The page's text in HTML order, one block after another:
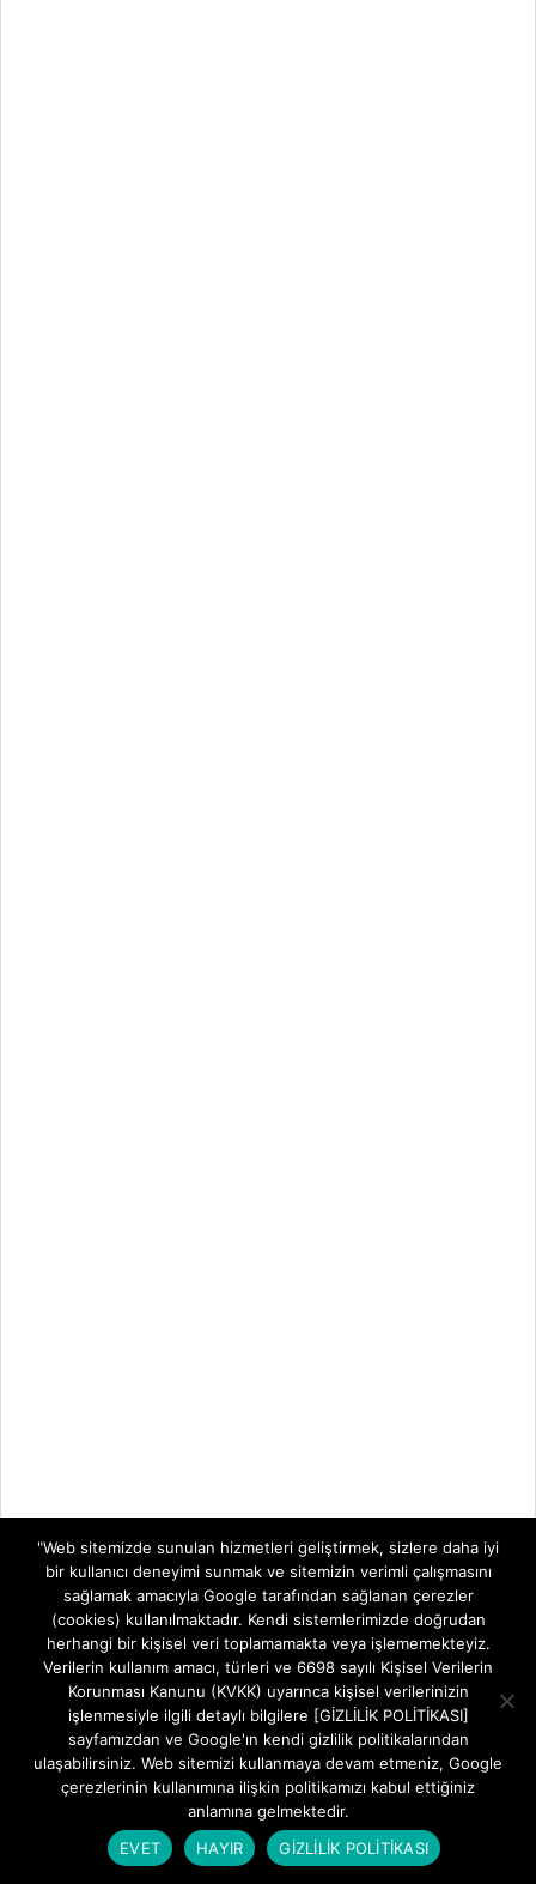
"Web sitemizde sunulan hizmetleri geliştirmek, sizlere daha iyi
bir kullanıcı deneyimi sunmak ve sitemizin verimli çalışmasını
sağlamak amacıyla Google tarafından sağlanan çerezler
(cookies) kullanılmaktadır. Kendi sistemlerimizde doğrudan
herhangi bir kişisel veri toplamamakta veya işlememekteyiz.
Verilerin kullanım amacı, türleri ve 6698 sayılı Kişisel Verilerin
Korunması Kanunu (KVKK) uyarınca kişisel verilerinizin
işlenmesiyle ilgili detaylı bilgilere [GİZLİLİK POLİTİKASI]
sayfamızdan ve Google'ın kendi gizlilik politikalarından
ulaşabilirsiniz. Web sitemizi kullanmaya devam etmeniz, Google
çerezlerinin kullanımına ilişkin politikamızı kabul ettiğiniz
anlamına gelmektedir.
EVET
HAYIR GİZLİLİK POLİTİKASI